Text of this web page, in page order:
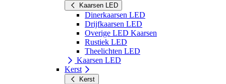
Kaarsen LED
Dinerkaarsen LED
Drijfkaarsen LED
Overige LED Kaarsen
Rustiek LED
Theelichten LED
Kaarsen LED
Kerst
Kerst